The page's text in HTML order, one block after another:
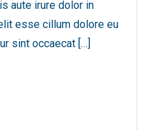
aute irure dolor in
esse cillum dolore eu
sint occaecat […]